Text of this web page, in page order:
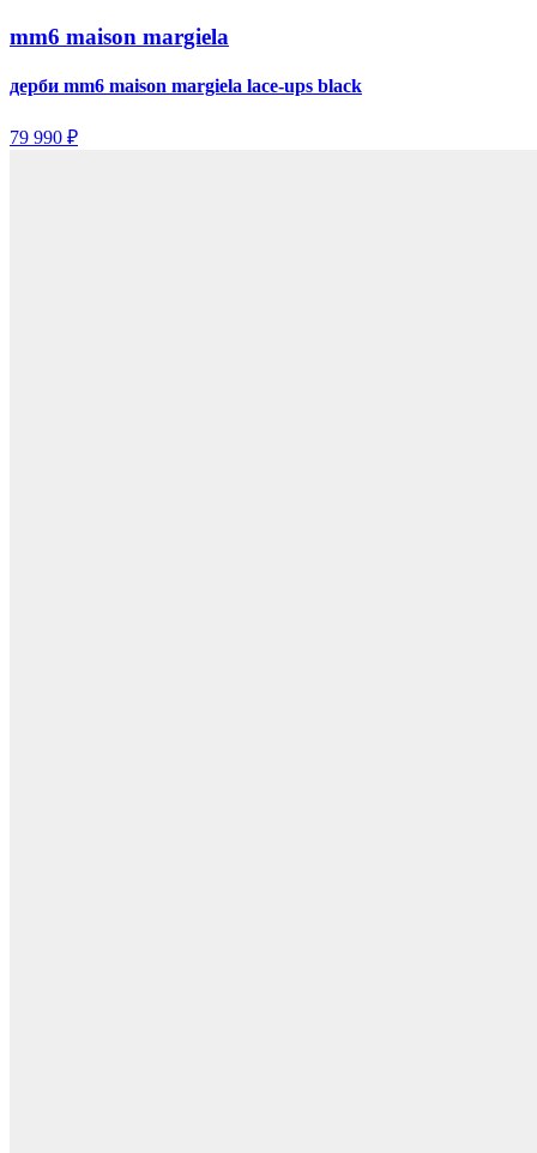
mm6 maison margiela
дерби mm6 maison margiela lace-ups black
79 990 ₽